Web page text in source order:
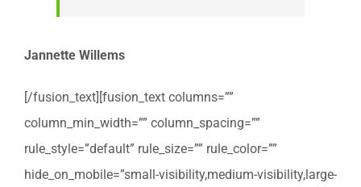
Jannette Willems
[/fusion_text][fusion_text columns=””
column_min_width=”” column_spacing=””
rule_style=”default” rule_size=”” rule_color=””
hide_on_mobile=”small-visibility,medium-visibility,large-